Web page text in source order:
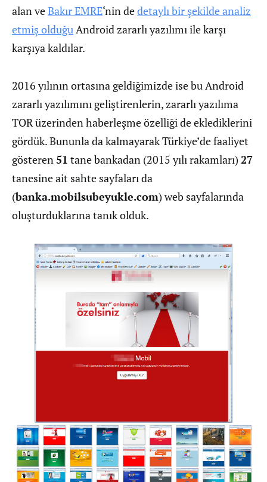
alan veBakır EMRE‘nin dedetaylı bir şekilde analiz
etmiş olduğuAndroid zararlı yazılımı ile karşı
karşıya kaldılar.
2016 yılının ortasına geldiğimizde ise bu Android
zararlı yazılımını geliştirenlerin, zararlı yazılıma
TOR üzerinden haberleşme özelliği de eklediklerini
gördük. Bununla da kalmayarak Türkiye’de faaliyet
gösteren51 tane bankadan (2015 yılı rakamları) 27
tanesine ait sahte sayfaları da
(banka.mobilsubeyukle.com) web sayfalarında
oluşturduklarına tanık olduk.